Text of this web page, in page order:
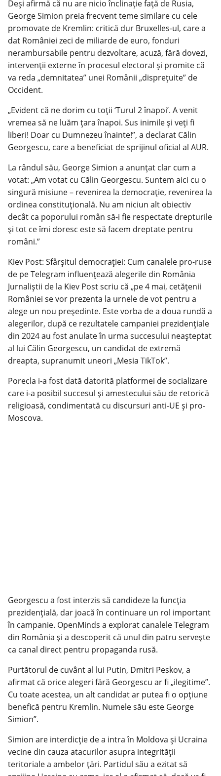
Deși afirmă că nu are nicio înclinație față de Rusia,
George Simion preia frecvent teme similare cu cele
promovate de Kremlin: critică dur Bruxelles-ul, care a
dat României zeci de miliarde de euro, fonduri
nerambursabile pentru dezvoltare, acuză, fără dovezi,
intervenții externe în procesul electoral și promite că
va reda „demnitatea” unei Românii „disprețuite” de
Occident.
„Evident că ne dorim cu toții ‘Turul 2 înapoi’. A venit
vremea să ne luăm țara înapoi. Sus inimile și veți fi
liberi! Doar cu Dumnezeu înainte!”, a declarat Călin
Georgescu, care a beneficiat de sprijinul oficial al AUR.
La rândul său, George Simion a anunțat clar cum a
votat: „Am votat cu Călin Georgescu. Suntem aici cu o
singură misiune – revenirea la democrație, revenirea la
ordinea constituțională. Nu am niciun alt obiectiv
decât ca poporului român să-i fie respectate drepturile
și tot ce îmi doresc este să facem dreptate pentru
români.”
Kiev Post: Sfârșitul democrației: Cum canalele pro-ruse
de pe Telegram influențează alegerile din România
Jurnaliștii de la Kiev Post scriu că „pe 4 mai, cetățenii
României se vor prezenta la urnele de vot pentru a
alege un nou președinte. Este vorba de a doua rundă a
alegerilor, după ce rezultatele campaniei prezidențiale
din 2024 au fost anulate în urma succesului neașteptat
al lui Călin Georgescu, un candidat de extremă
dreapta, supranumit uneori „Mesia TikTok”.
Porecla i-a fost dată datorită platformei de socializare
care i-a posibil succesul și amestecului său de retorică
religioasă, condimentată cu discursuri anti-UE și pro-
Moscova.
Georgescu a fost interzis să candideze la funcția
prezidențială, dar joacă în continuare un rol important
în campanie. OpenMinds a explorat canalele Telegram
din România și a descoperit că unul din patru servește
ca canal direct pentru propaganda rusă.
Purtătorul de cuvânt al lui Putin, Dmitri Peskov, a
afirmat că orice alegeri fără Georgescu ar fi „ilegitime”.
Cu toate acestea, un alt candidat ar putea fi o opțiune
benefică pentru Kremlin. Numele său este George
Simion”.
Simion are interdicție de a intra în Moldova și Ucraina
vecine din cauza atacurilor asupra integrității
teritoriale a ambelor țări. Partidul său a ezitat să